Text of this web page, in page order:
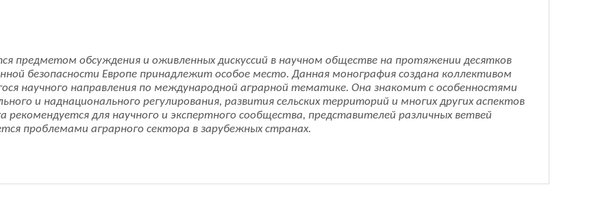
предметом обсуждения и оживленных дискуссий в научном обществе на протяжении десятков
безопасности Европе принадлежит особое место. Данная монография создана коллективом
научного направления по международной аграрной тематике. Она знакомит с особенностями
и наднационального регулирования, развития сельских территорий и многих других аспектов
рекомендуется для научного и экспертного сообщества, представителей различных ветвей
проблемами аграрного сектора в зарубежных странах.